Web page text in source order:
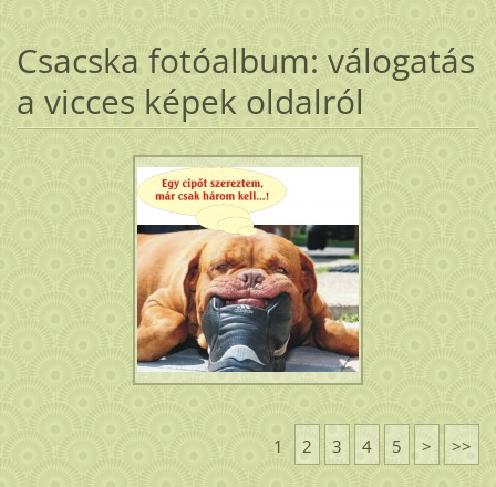
Csacska fotóalbum: válogatás
a vicces képek oldalról
1 2 3 4 5 > >>